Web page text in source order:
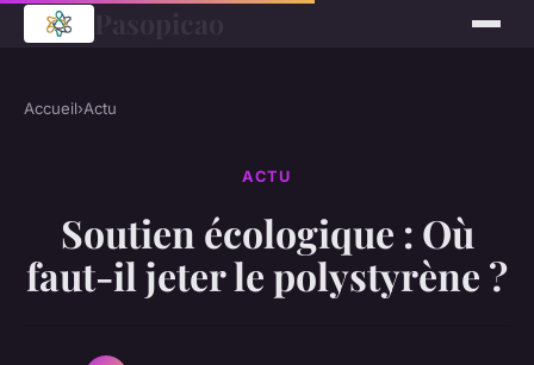
Accueil›Actu
ACTU
Soutien écologique : Où
faut-il jeter le polystyrène ?